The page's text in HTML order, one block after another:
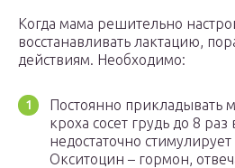
Когда мама решительно
восстанавливать лактацию,
действиям. Необходимо:
Постоянно прикладывать
кроха сосет грудь до 8 раз
недостаточно
Окситоцин – гормон,